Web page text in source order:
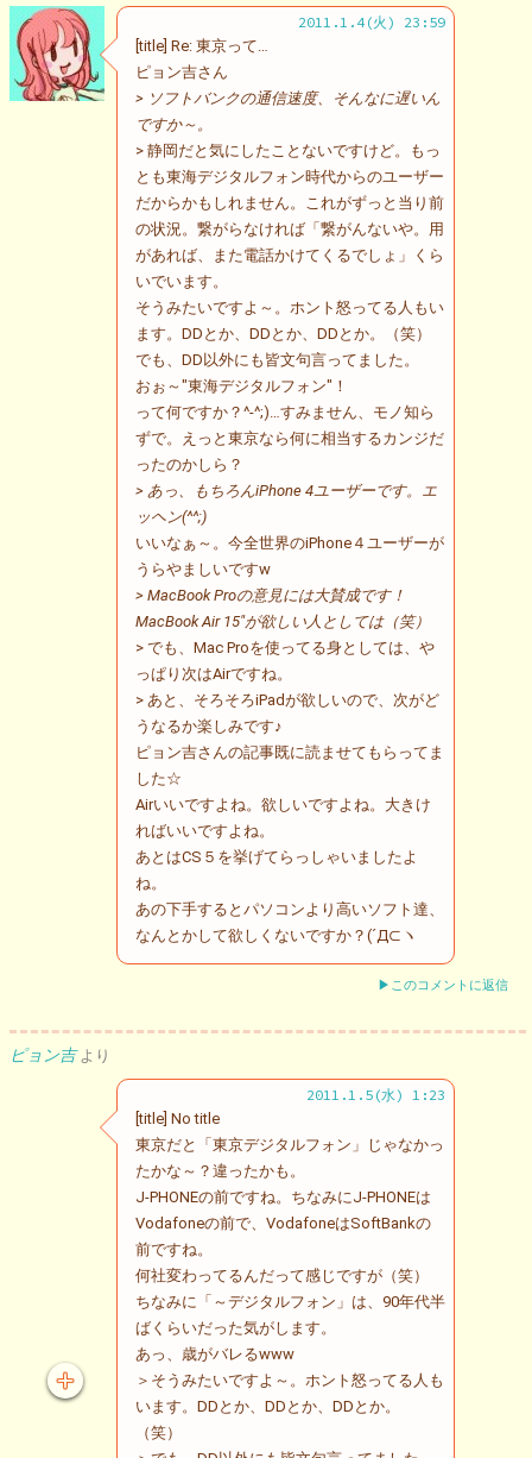
2011.1.4(火) 23:59
[title] Re: 東京って…
ピョン吉さん
> ソフトバンクの通信速度、そんなに遅いん
ですか～。
> 静岡だと気にしたことないですけど。もっ
とも東海デジタルフォン時代からのユーザー
だからかもしれません。これがずっと当り前
の状況。繋がらなければ「繋がんないや。用
があれば、また電話かけてくるでしょ」くら
いでいます。
そうみたいですよ～。ホント怒ってる人もい
ます。DDとか、DDとか、DDとか。（笑）
でも、DD以外にも皆文句言ってました。
おぉ～"東海デジタルフォン"！
って何ですか？^-^;)…すみません、モノ知ら
ずで。えっと東京なら何に相当するカンジだ
ったのかしら？
> あっ、もちろんiPhone 4ユーザーです。エ
ッヘン(^^;)
いいなぁ～。今全世界のiPhone４ユーザーが
うらやましいですw
> MacBook Proの意見には大賛成です！
MacBook Air 15"が欲しい人としては（笑）
> でも、Mac Proを使ってる身としては、や
っぱり次はAirですね。
> あと、そろそろiPadが欲しいので、次がど
うなるか楽しみです♪
ピョン吉さんの記事既に読ませてもらってま
した☆
Airいいですよね。欲しいですよね。大きけ
ればいいですよね。
あとはCS５を挙げてらっしゃいましたよ
ね。
あの下手するとパソコンより高いソフト達、
なんとかして欲しくないですか？(´Д⊂ヽ
▶このコメントに返信
ピョン吉 より
2011.1.5(水) 1:23
[title] No title
東京だと「東京デジタルフォン」じゃなかっ
たかな～？違ったかも。
J-PHONEの前ですね。ちなみにJ-PHONEは
Vodafoneの前で、VodafoneはSoftBankの
前ですね。
何社変わってるんだって感じですが（笑）
ちなみに「～デジタルフォン」は、90年代半
ばくらいだった気がします。
あっ、歳がバレるwww
＞そうみたいですよ～。ホント怒ってる人も
います。DDとか、DDとか、DDとか。
（笑）